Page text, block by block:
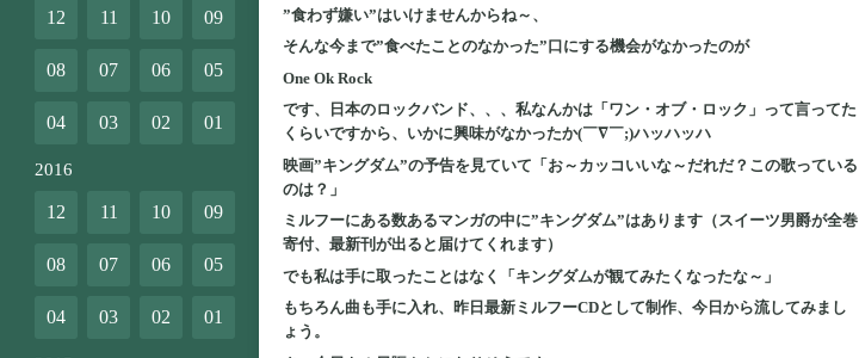
”食わず嫌い”はいけませんからね～、
そんな今まで”食べたことのなかった”口にする機会がなかったのが
One Ok Rock
です、日本のロックバンド、、、私なんかは「ワン・オブ・ロック」って言ってた
くらいですから、いかに興味がなかったか(￣∇￣;)ハッハッハ
映画”キングダム”の予告を見ていて「お～カッコいいな～だれだ？この歌っている
のは？」
ミルフーにある数あるマンガの中に”キングダム”はあります（スイーツ男爵が全巻
寄付、最新刊が出ると届けてくれます）
でも私は手に取ったことはなく「キングダムが観てみたくなったな～」
もちろん曲も手に入れ、昨日最新ミルフーCDとして制作、今日から流してみまし
ょう。
12 11 10 09
08 07 06 05
04 03 02 01
2016
12 11 10 09
08 07 06 05
04 03 02 01